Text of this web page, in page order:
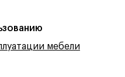
мебели